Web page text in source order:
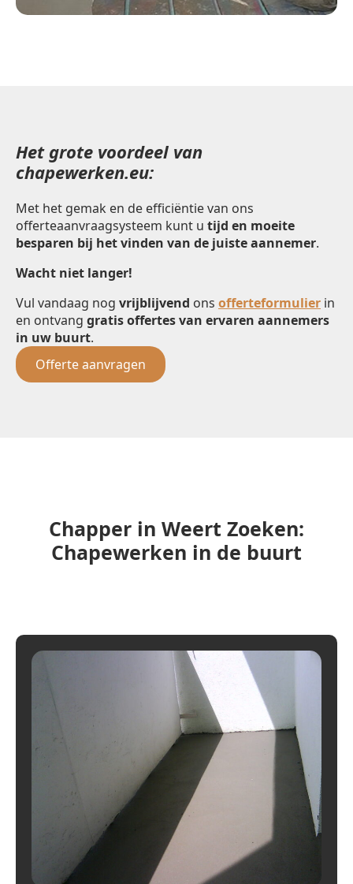
Het grote voordeel van
chapewerken.eu:
Met het gemak en de efficiëntie van ons
offerteaanvraagsysteem kunt u tijd en moeite
besparen bij het vinden van de juiste aannemer.
Wacht niet langer!
Vul vandaag nog vrijblijvend ons offerteformulier in
en ontvang gratis offertes van ervaren aannemers
in uw buurt.
Offerte aanvragen
Chapper in Weert Zoeken:
Chapewerken in de buurt